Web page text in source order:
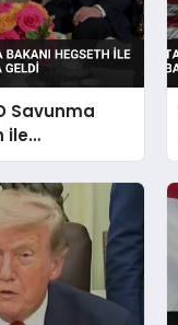
Savunma
ile
Araya